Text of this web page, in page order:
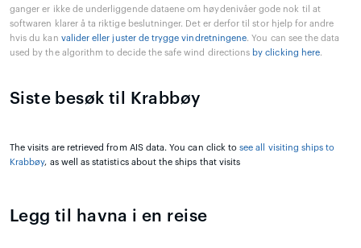
ganger er ikke de underliggende dataene om høydenivåer gode nok til at
softwaren klarer å ta riktige beslutninger. Det er derfor til stor hjelp for andre
hvis du kan valider eller juster de trygge vindretningene. You can see the data
used by the algorithm to decide the safe wind directions by clicking here.
Siste besøk til Krabbøy
The visits are retrieved from AIS data. You can click tosee all visiting ships to
Krabbøy, as well as statistics about the ships that visits
Legg til havna i en reise